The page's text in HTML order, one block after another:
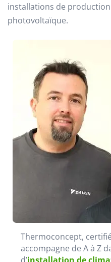
installations de
photovoltaïque.
Thermoconcept,
accompagne de A à Z